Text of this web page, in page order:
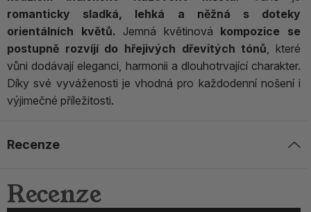
romanticky sladká, lehká a něžná s doteky
orientálních květů. Jemná květinová kompozice se
postupně rozvíjí do hřejivých dřevitých tónů, které
vůni dodávají eleganci, harmonii a dlouhotrvající charakter.
Díky své vyváženosti je vhodná pro každodenní nošení i
výjimečné příležitosti.
Recenze
Recenze